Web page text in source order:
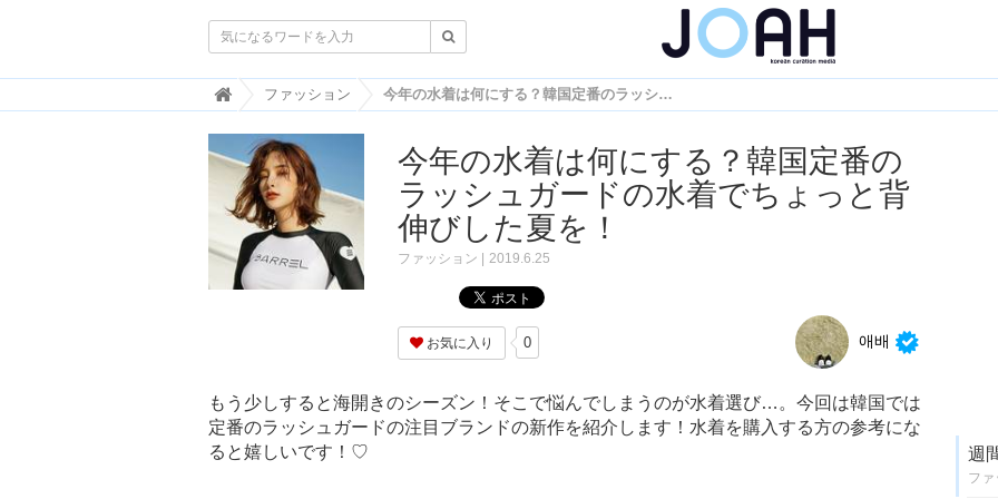
韓
国
ト
レ
ン
ド
情
報
・
韓
国
J
O
A
H
ファッション 今年の水着は何にする？韓国定番のラッシュガードの水着でちょっと背伸びした夏を！
今年の水着は何にする？韓国定番の
ラッシュガードの水着でちょっと背
伸びした夏を！
ファッション 2019.6.25
お気に入り 0 애배
もう少しすると海開きのシーズン！そこで悩んでしまうのが水着選び…。今回は韓国では
定番のラッシュガードの注目ブランドの新作を紹介します！水着を購入する方の参考にな
ると嬉しいです！♡
週
フ